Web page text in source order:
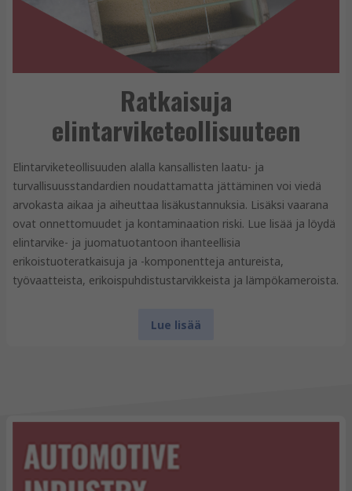
Ratkaisuja
elintarviketeollisuuteen
Elintarviketeollisuuden alalla kansallisten laatu- ja
turvallisuusstandardien noudattamatta jättäminen voi viedä
arvokasta aikaa ja aiheuttaa lisäkustannuksia. Lisäksi vaarana
ovat onnettomuudet ja kontaminaation riski. Lue lisää ja löydä
elintarvike- ja juomatuotantoon ihanteellisia
erikoistuoteratkaisuja ja -komponentteja antureista,
työvaatteista, erikoispuhdistustarvikkeista ja lämpökameroista.
Lue lisää